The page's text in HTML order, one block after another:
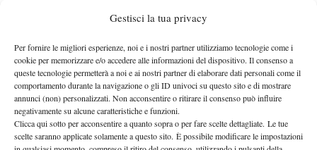
Gestisci la tua privacy
Per fornire le migliori esperienze, noi e i nostri partner utilizziamo tecnologie come i
cookie per memorizzare e/o accedere alle informazioni del dispositivo. Il consenso a
queste tecnologie permetterà a noi e ai nostri partner di elaborare dati personali come il
comportamento durante la navigazione o gli ID univoci su questo sito e di mostrare
annunci (non) personalizzati. Non acconsentire o ritirare il consenso può influire
negativamente su alcune caratteristiche e funzioni.
Clicca qui sotto per acconsentire a quanto sopra o per fare scelte dettagliate. Le tue
scelte saranno applicate solamente a questo sito. È possibile modificare le impostazioni
La crescita nel 2026
Il baby prodigio spagnolo ha poi sottolineato l’importanza di
vivere un anno di crescita continua all’interno dei grandi eventi
del tour:“Quest’anno ho giocato molte partite e penso di essere
cresciuto molto come giocatore. Credo che questo match mi dia
molta fiducia per il prossimo. È stato un anno fantastico per me;
mi sto godendo ogni torneo e ogni settimana nel tour è un